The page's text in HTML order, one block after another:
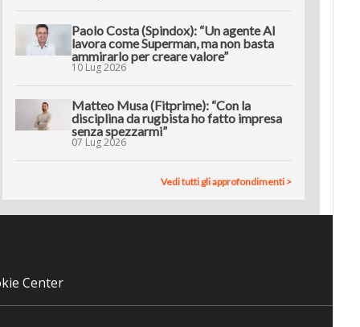
Paolo Costa (Spindox): “Un agente AI
lavora come Superman, ma non basta
ammirarlo per creare valore”
10 Lug 2026
Matteo Musa (Fitprime): “Con la
disciplina da rugbista ho fatto impresa
senza spezzarmi”
07 Lug 2026
Vedi tutti gli approfondimenti >
Center